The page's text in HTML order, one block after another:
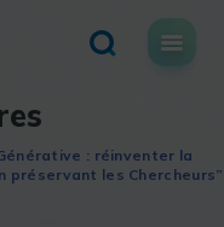
: réinventer la
préservant les Chercheurs”